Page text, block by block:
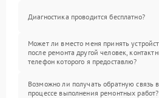
Диагностика проводится бесплатно?
Может ли вместо меня принять
после ремонта другой человек,
телефон которого я предоставлю?
Возможно ли получать обратную связь в
процессе выполнения ремонтных работ?